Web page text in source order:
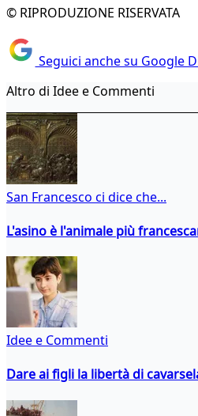
© RIPRODUZIONE RISERVATA
Seguici anche su Google
Altro di Idee e Commenti
San Francesco ci dice che...
L'asino è l'animale più
Idee e Commenti
Dare ai figli la libertà di